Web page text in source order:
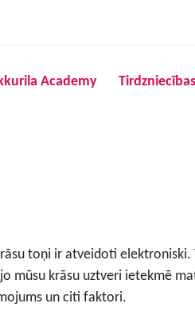
Academy
toņi ir atveidoti
mūsu krāsu uztveri ietekmē
un citi faktori.